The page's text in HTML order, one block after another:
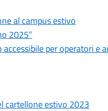
al campus estivo
2025”
per operatori e
cartellone estivo 2023